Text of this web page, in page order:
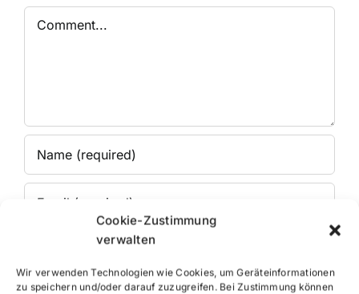
Cookie-Zustimmung
verwalten
Wir verwenden Technologien wie Cookies, um Geräteinformationen
zu speichern und/oder darauf zuzugreifen. Bei Zustimmung können